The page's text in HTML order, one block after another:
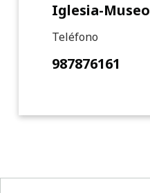
Iglesia-Museo
Teléfono
987876161